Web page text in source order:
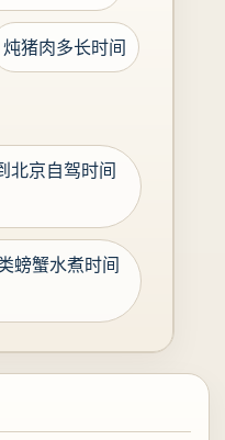
炖猪肉多长时间
北京自驾时间
螃蟹水煮时间